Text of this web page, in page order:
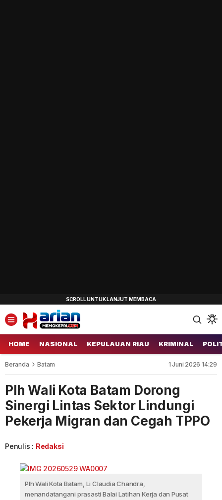
HOME NASIONAL KEPULAUAN RIAU KRIMINAL
Beranda Batam 1 Juni 2026 14:29
Plh Wali Kota Batam Dorong
Sinergi Lintas Sektor Lindungi
Pekerja Migran dan Cegah TPPO
Penulis : Redaksi
Plh Wali Kota Batam, Li Claudia Chandra,
menandatangani prasasti Balai Latihan Kerja dan Pusat